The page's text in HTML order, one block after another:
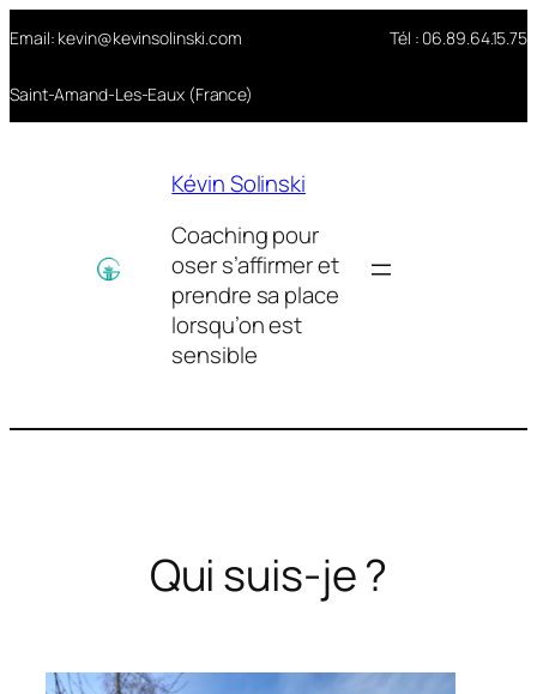
au
contenu
Email: kevin@kevinsolinski.com Tél : 06.89.64.15.75
Saint-Amand-Les-Eaux (France)
Kévin Solinski
Coaching pour
oser s’affirmer et
prendre sa place
lorsqu’on est
sensible
Qui suis-je ?